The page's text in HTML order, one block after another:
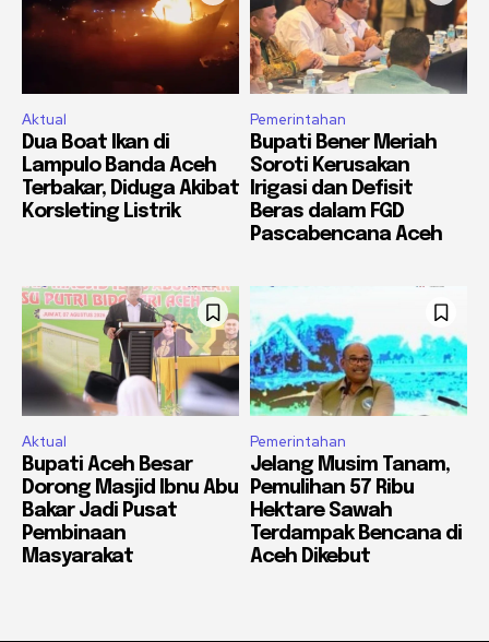
Aktual
Dua Boat Ikan di
Lampulo Banda Aceh
Terbakar, Diduga Akibat
Korsleting Listrik
Pemerintahan
Bupati Bener Meriah
Soroti Kerusakan
Irigasi dan Defisit
Beras dalam FGD
Pascabencana Aceh
Aktual
Bupati Aceh Besar
Dorong Masjid Ibnu Abu
Bakar Jadi Pusat
Pembinaan
Masyarakat
Pemerintahan
Jelang Musim Tanam,
Pemulihan 57 Ribu
Hektare Sawah
Terdampak Bencana di
Aceh Dikebut